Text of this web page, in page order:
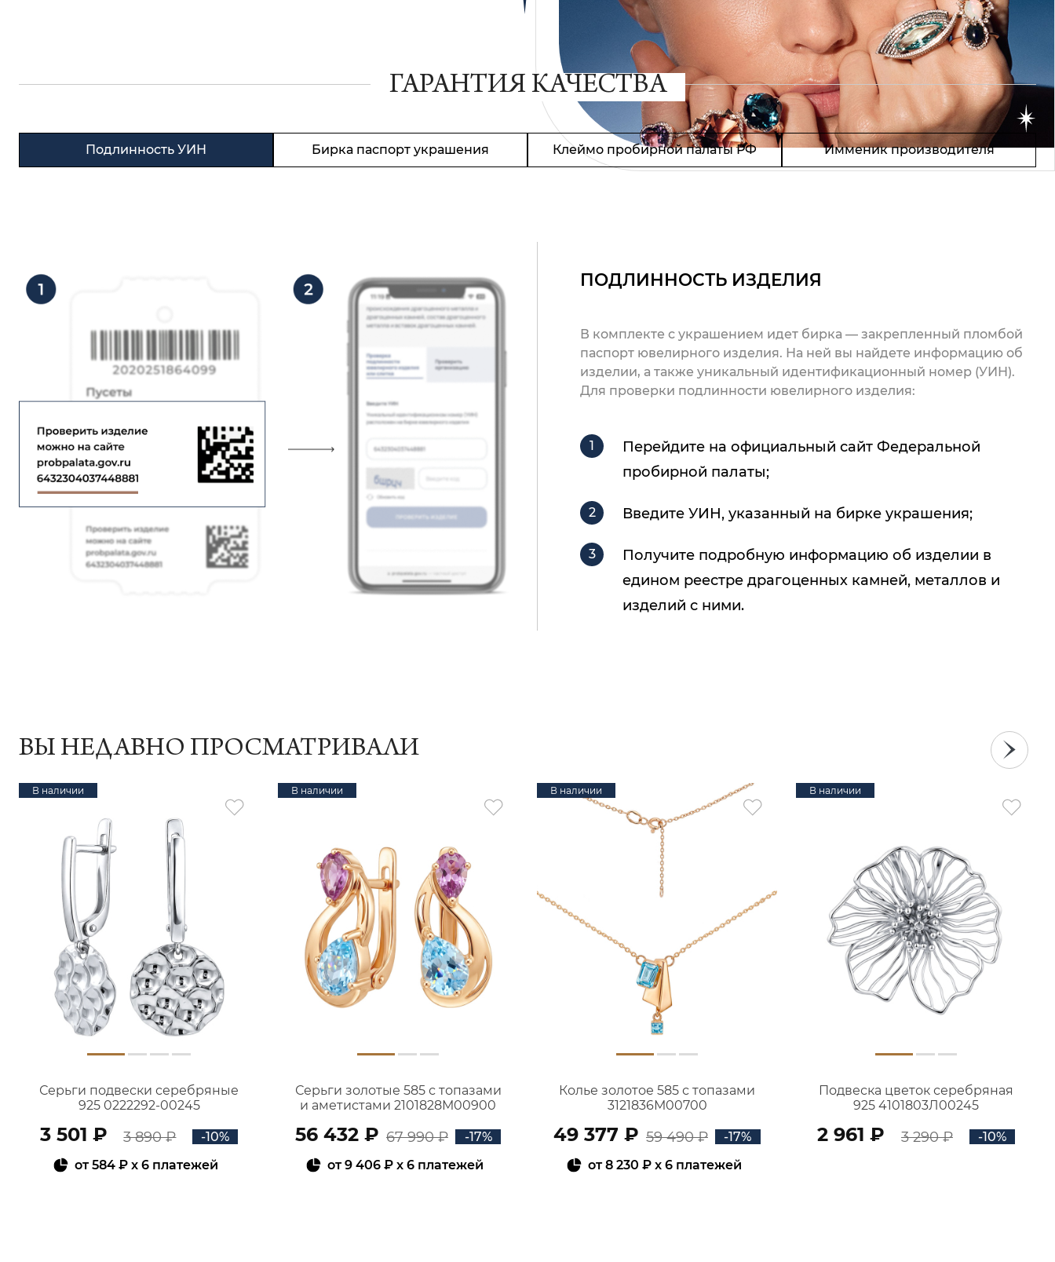
ГАРАНТИЯ КАЧЕСТВА
Подлинность УИН Бирка паспорт украшения Клеймо пробирной палаты РФ Имменик производителя
ПОДЛИННОСТЬ ИЗДЕЛИЯ
В комплекте с украшением идет бирка — закрепленный пломбой
паспорт ювелирного изделия. На ней вы найдете информацию об
изделии, а также уникальный идентификационный номер (УИН).
Для проверки подлинности ювелирного изделия:
Перейдите на официальный сайт Федеральной
пробирной палаты;
Введите УИН, указанный на бирке украшения;
Получите подробную информацию об изделии в
едином реестре драгоценных камней, металлов и
изделий с ними.
ВЫ НЕДАВНО ПРОСМАТРИВАЛИ
В наличии
Серьги подвески серебряные
925 0222292-00245
3 501 ₽ 3 890 ₽
-10%
от584 ₽ x 6 платежей
В наличии
Серьги золотые 585 с топазами
и аметистами 2101828М00900
56 432 ₽ 67 990 ₽
-17%
от9 406 ₽ x 6 платежей
В наличии
Колье золотое 585 с топазами
3121836М00700
49 377 ₽ 59 490 ₽
-17%
от8 230 ₽x 6 платежей
В наличии
Подвеска цветок серебряная
925 4101803Л00245
2 961 ₽ 3 290 ₽ -10%